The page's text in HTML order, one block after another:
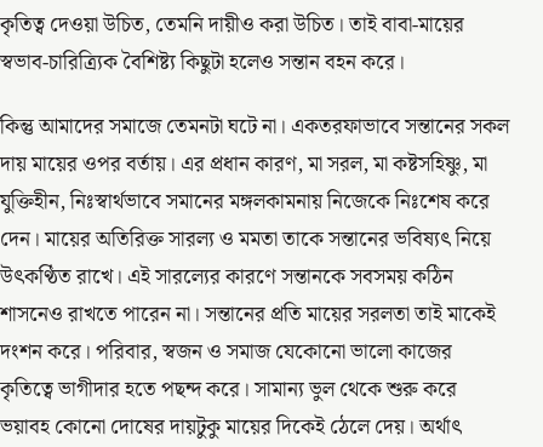
কৃতিত্ব দেওয়া উচিত, তেমনি দায়ীও করা উচিত। তাই বাবা-মায়ের
স্বভাব-চারিত্র্যিক বৈশিষ্ট্য কিছুটা হলেও সন্তান বহন করে।
কিন্তু আমাদের সমাজে তেমনটা ঘটে না। একতরফাভাবে সন্তানের সকল
দায় মায়ের ওপর বর্তায়। এর প্রধান কারণ, মা সরল, মা কষ্টসহিষ্ণু, মা
যুক্তিহীন, নিঃস্বার্থভাবে সমানের মঙ্গলকামনায় নিজেকে নিঃশেষ করে
দেন। মায়ের অতিরিক্ত সারল্য ও মমতা তাকে সন্তানের ভবিষ্যৎ নিয়ে
উৎকণ্ঠিত রাখে। এই সারল্যের কারণে সন্তানকে সবসময় কঠিন
শাসনেও রাখতে পারেন না। সন্তানের প্রতি মায়ের সরলতা তাই মাকেই
দংশন করে। পরিবার, স্বজন ও সমাজ যেকোনো ভালো কাজের
কৃতিত্বে ভাগীদার হতে পছন্দ করে। সামান্য ভুল থেকে শুরু করে
ভয়াবহ কোনো দোষের দায়টুকু মায়ের দিকেই ঠেলে দেয়। অর্থাৎ